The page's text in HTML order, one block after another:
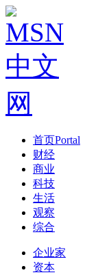
首页Portal
财经
商业
科技
生活
观察
综合
企业家
资本